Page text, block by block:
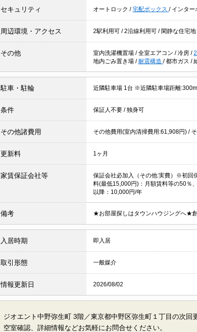
セキュリティ オートロック /宅配ボックス / インター
周辺環境・アクセス 2駅利用可 /2沿線利用可 / 閑静な住宅地
その他 室内洗濯機置場 /全室エアコン /冷房 /
地内ごみ置き場 /耐震構造 /都市ガス /
駐車・駐輪 近隣駐車場 1台 ※近隣駐車場距離
条件 保証人不要 /独身可
その他諸費用 その他費用(室内清掃費用:61,908円) /
更新料 1ヶ月
家賃保証会社等
保証会社必加入（その他:実費）※初回
料(最低15,000円)：月額賃料等の50％
以降：10,000円/年
備考 ★お部屋探しはタウンハウジングへ★
入居時期 即入居
取引形態 一般媒介
情報更新日 2026/08/02
ジオエント中野弥生町 3階／東京都中野区弥生町１丁目の次回
空室確認、詳細情報などお気軽にお問合せください。